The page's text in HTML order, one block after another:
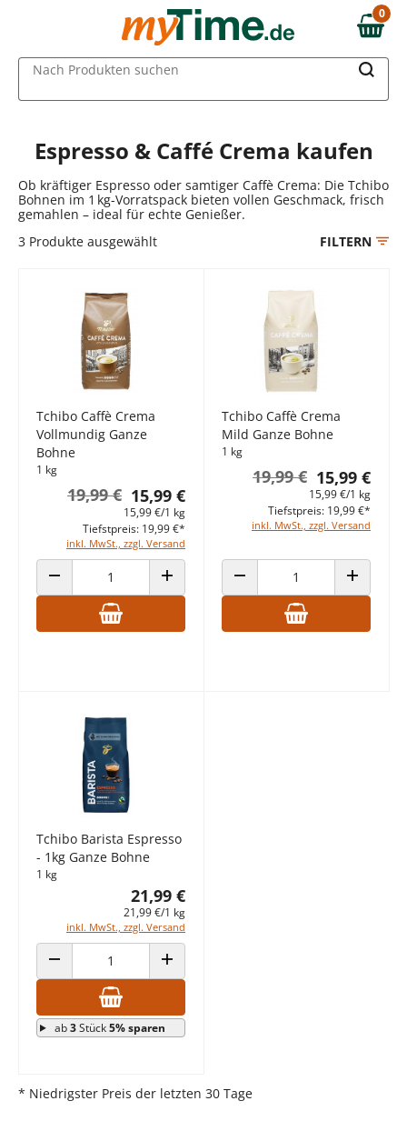
Zum Hauptinhalt springen
Zur Navigation springen
Zur Suche springen
0,00 €
0
Nach Produkten suchen
Espresso & Caffé Crema kaufen
Ob kräftiger Espresso oder samtiger Caffè Crema: Die Tchibo
Bohnen im 1 kg-Vorratspack bieten vollen Geschmack, frisch
gemahlen – ideal für echte Genießer.
3 Produkte ausgewählt FILTERN
Tchibo Caffè Crema
Vollmundig Ganze
Bohne
1 kg
15,99 €
19,99 €
15,99 €/1 kg
inkl. MwSt., zzgl. Versand
Tiefstpreis: 19,99 €*
ANZAHL VERRINGERN ANZAHL ERHÖHEN
Tchibo Caffè Crema
Mild Ganze Bohne
1 kg
15,99 €
19,99 €
15,99 €/1 kg
inkl. MwSt., zzgl. Versand
Tiefstpreis: 19,99 €*
ANZAHL VERRINGERN ANZAHL
Tchibo Barista Espresso
- 1kg Ganze Bohne
1 kg
21,99 €
21,99 €/1 kg
inkl. MwSt., zzgl. Versand
ANZAHL VERRINGERN ANZAHL ERHÖHEN
ab3Stück5% sparen
* Niedrigster Preis der letzten 30 Tage